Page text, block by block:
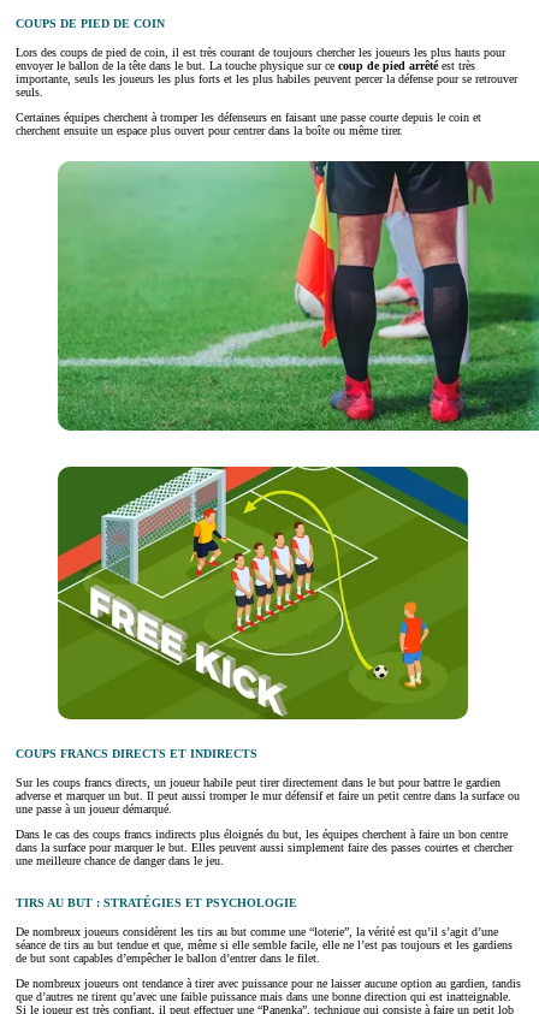
COUPS DE PIED DE COIN
Lors des coups de pied de coin, il est très courant de toujours chercher les joueurs les plus hauts pour
envoyer le ballon de la tête dans le but. La touche physique sur ce coup de pied arrêtéest très
importante, seuls les joueurs les plus forts et les plus habiles peuvent percer la défense pour se retrouver
seuls.
Certaines équipes cherchent à tromper les défenseurs en faisant une passe courte depuis le coin et
cherchent ensuite un espace plus ouvert pour centrer dans la boîte ou même tirer.
COUPS FRANCS DIRECTS ET INDIRECTS
Sur les coups francs directs, un joueur habile peut tirer directement dans le but pour battre le gardien
adverse et marquer un but. Il peut aussi tromper le mur défensif et faire un petit centre dans la surface ou
une passe à un joueur démarqué.
Dans le cas des coups francs indirects plus éloignés du but, les équipes cherchent à faire un bon centre
dans la surface pour marquer le but. Elles peuvent aussi simplement faire des passes courtes et chercher
une meilleure chance de danger dans le jeu.
TIRS AU BUT : STRATÉGIES ET PSYCHOLOGIE
De nombreux joueurs considèrent les tirs au but comme une “loterie”, la vérité est qu’il s’agit d’une
séance de tirs au but tendue et que, même si elle semble facile, elle ne l’est pas toujours et les gardiens
de but sont capables d’empêcher le ballon d’entrer dans le filet.
De nombreux joueurs ont tendance à tirer avec puissance pour ne laisser aucune option au gardien, tandis
que d’autres ne tirent qu’avec une faible puissance mais dans une bonne direction qui est inatteignable.
Si le joueur est très confiant, il peut effectuer une “Panenka”, technique qui consiste à faire un petit lob